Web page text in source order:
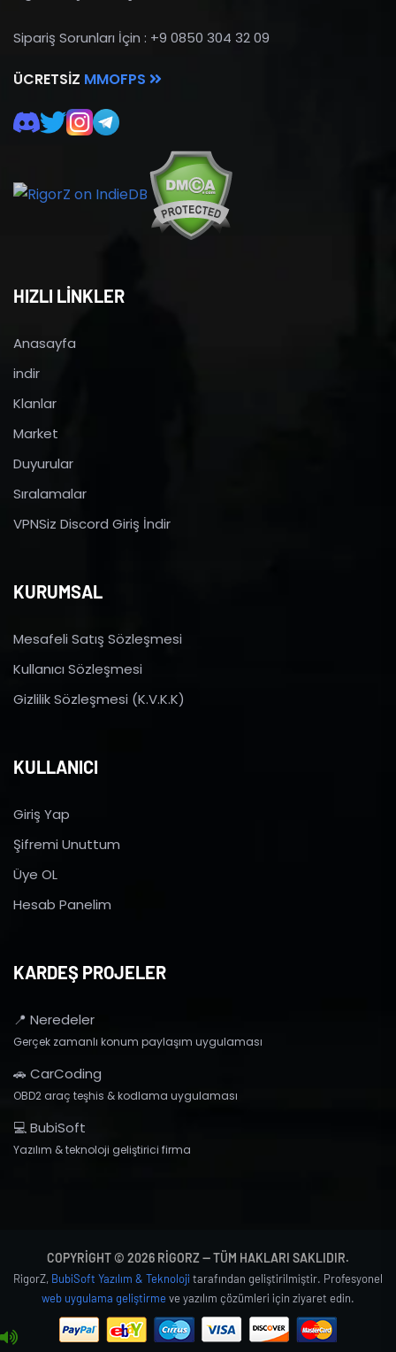
Sipariş Sorunları İçin : +9 0850 304 32 09
ÜCRETSIZ MMOFPS
HIZLI LİNKLER
Anasayfa
indir
Klanlar
Market
Duyurular
Sıralamalar
VPNSiz Discord Giriş İndir
KURUMSAL
Mesafeli Satış Sözleşmesi
Kullanıcı Sözleşmesi
Gizlilik Sözleşmesi (K.V.K.K)
KULLANICI
Giriş Yap
Şifremi Unuttum
Üye OL
Hesab Panelim
KARDEŞ PROJELER
📍 Neredeler
Gerçek zamanlı konum paylaşım uygulaması
🚗 CarCoding
OBD2 araç teşhis & kodlama uygulaması
💻 BubiSoft
Yazılım & teknoloji geliştirici firma
COPYRIGHT © 2026 RIGORZ — TÜM HAKLARI SAKLIDIR.
RigorZ, BubiSoft Yazılım & Teknoloji tarafından geliştirilmiştir. Profesyonel
web uygulama geliştirmeve yazılım çözümleri için ziyaret edin.